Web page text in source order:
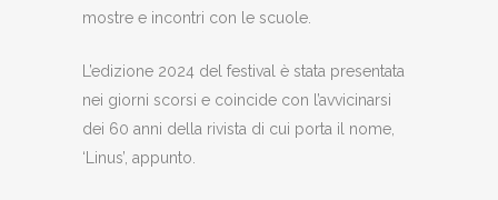
mostre e incontri con le scuole.
L’edizione 2024 del festival è stata presentata
nei giorni scorsi e coincide con l’avvicinarsi
dei 60 anni della rivista di cui porta il nome,
‘Linus’, appunto.